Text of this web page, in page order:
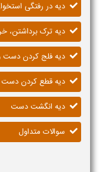
دیه در رفتگی
دیه ترک
دیه فلج کردن
دیه قطع کردن
دیه انگشت دست
سوالات متداول